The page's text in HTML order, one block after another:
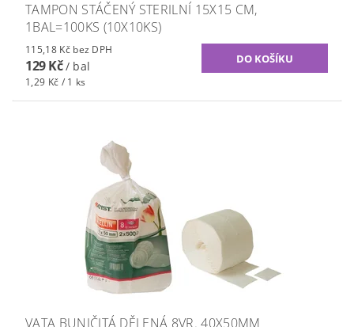
TAMPON STÁČENÝ STERILNÍ 15X15 CM,
1BAL=100KS (10X10KS)
115,18 Kč bez DPH
129 Kč/ bal
1,29 Kč / 1 ks
VATA BUNIČITÁ DĚLENÁ 8VR. 40X50MM